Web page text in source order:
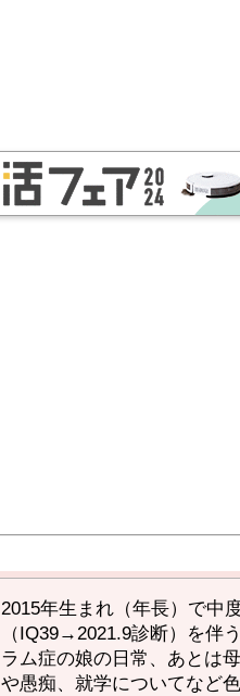
2015年生まれ（年長）で中
（ IQ39→2021.9診断）を伴
ラム症の娘の日常、あとは
や愚痴、就学についてなど